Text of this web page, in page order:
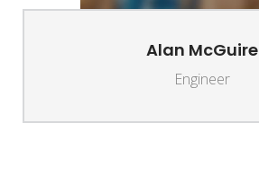
Alan McGuire
Engineer